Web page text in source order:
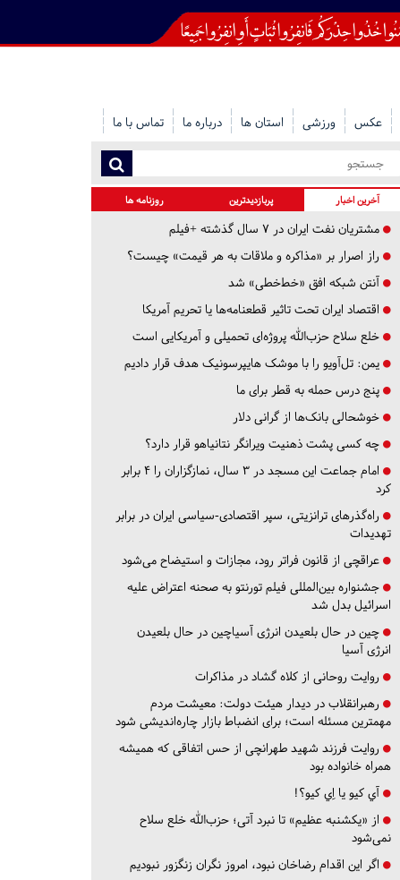
عکس ورزشی استان ها درباره ما تماس با ما
آخرین اخبار پربازدیدترین روزنامه ها
مشتریان نفت ایران در ۷ سال گذشته +فیلم
راز اصرار بر «مذاکره و ملاقات به هر قیمت» چیست؟
آنتن شبکه افق «خط‌خطی» شد
اقتصاد ایران تحت تاثیر قطعنامه‌ها یا تحریم‌ آمریکا
خلع سلاح حزب‌الله پروژه‌ای تحمیلی و آمریکایی است
یمن: تل‌آویو را با موشک هایپرسونیک هدف قرار دادیم
پنج درس‌ حمله به قطر برای ما
خوشحالی بانک‌ها از گرانی دلار
چه کسی پشت ذهنیت ویرانگر نتانیاهو قرار دارد؟
امام جماعت این مسجد در ۳ سال، نمازگزاران را ۴ برابر
کرد
راه‌گذرهای ترانزیتی، سپر اقتصادی-سیاسی ایران در برابر
تهدیدات
عراقچی از قانون فراتر رود، مجازات و استیضاح می‌شود
جشنواره بین‌المللی فیلم تورنتو به صحنه اعتراض علیه
اسرائیل بدل شد
چین در حال بلعیدن انرژی آسیاچین در حال بلعیدن
انرژی آسیا
روایت روحانی از کلاه گشاد در مذاکرات
رهبرانقلاب در دیدار هیئت دولت: معیشت مردم
مهمترین مسئله است؛ برای انضباط بازار چاره‌اندیشی شود
روایت فرزند شهید طهرانچی از حس اتفاقی که همیشه
همراه خانواده بود
آي كيو يا اِي كيو؟!
از «یکشنبه عظیم» تا نبرد آتی؛ حزب‌الله خلع سلاح
نمی‌شود
اگر این اقدام رضاخان نبود، امروز نگران زنگزور نبودیم